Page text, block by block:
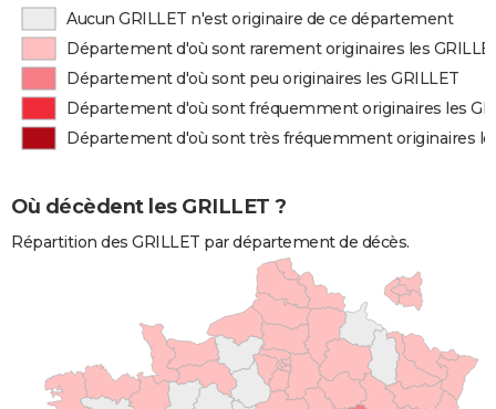
Aucun GRILLET n'est originaire de ce département
Département d'où sont rarement originaires les
Département d'où sont peu originaires les GRILLET
Département d'où sont fréquemment originaires les
Département d'où sont très fréquemment originaires
Où décèdent les GRILLET ?
Répartition des GRILLET par département de décès.